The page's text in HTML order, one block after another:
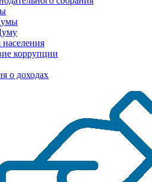
коррупции
о доходах